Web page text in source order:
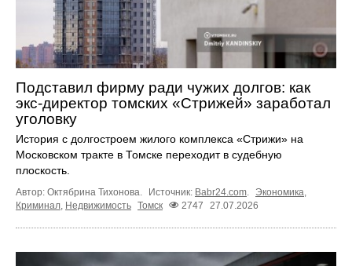
Подставил фирму ради чужих долгов: как
экс-директор томских «Стрижей» заработал
уголовку
История с долгостроем жилого комплекса «Стрижи» на
Московском тракте в Томске переходит в судебную
плоскость.
Автор: Октябрина Тихонова. Источник: Babr24.com. Экономика,
Криминал, Недвижимость Томск 2747 27.07.2026